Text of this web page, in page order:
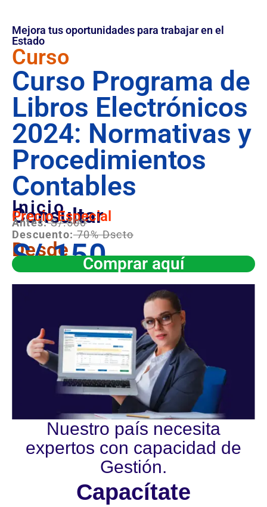
Mejora tus oportunidades para trabajar en el
Estado
Curso
Curso Programa de
Libros Electrónicos
2024: Normativas y
Procedimientos
Contables
Inicio
Consultar
Precio Especial
Antes:S/.500
Descuento:70% Dscto
Desde
S/.150Comprar aquí
Nuestro país necesita
expertos con capacidad de
Gestión.
Capacítate